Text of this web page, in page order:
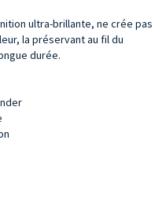
ultra-brillante, ne crée pas
la préservant au fil du
durée.